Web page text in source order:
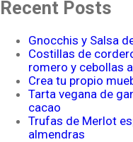
Recent Posts
Gnocchis y Salsa
Costillas de
romero y cebollas
Crea tu propio
Tarta vegana de
cacao
Trufas de Merlot
almendras